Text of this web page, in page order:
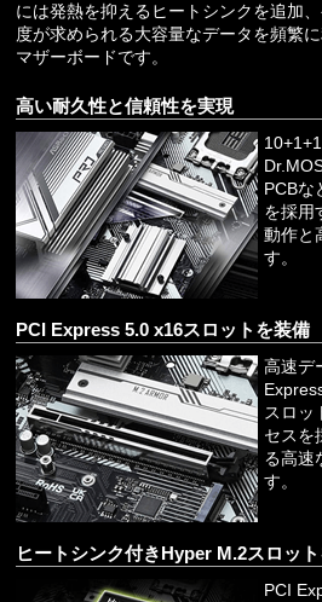
には発熱を抑えるヒートシンクを追加
度が求められる大容量なデータを頻繁
マザーボードです。
高い耐久性と信頼性を実現
PCBな
を採用
動作と
す。
PCI Express 5.0 x16スロットを装備
高速デ
スロッ
セスを
る高速
す。
ヒートシンク付きHyper M.2スロッ
PCI